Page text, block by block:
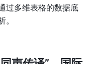
过多维表格的数据底